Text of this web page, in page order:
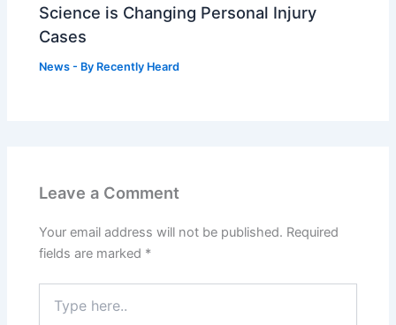
Science is Changing Personal Injury
Cases
News - By Recently Heard
Leave a Comment
Your email address will not be published. Required
fields are marked *
here..